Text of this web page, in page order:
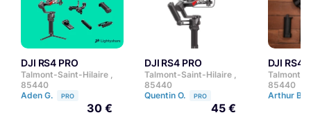
DJI RS4 PRO
Talmont-Saint-Hilaire ,
85440
Aden G.
PRO
30 €
DJI RS4 PRO
Talmont-Saint-Hilaire ,
85440
Quentin O.
PRO
45 €
DJI RS4
Talmont-
85440
Arthur B.